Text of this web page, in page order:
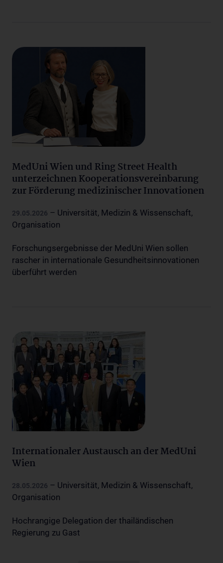
MedUni Wien und Ring Street Health
unterzeichnen Kooperationsvereinbarung
zur Förderung medizinischer Innovationen
29.05.2026 – Universität, Medizin & Wissenschaft,
Organisation
Forschungsergebnisse der MedUni Wien sollen
rascher in internationale Gesundheitsinnovationen
überführt werden
Internationaler Austausch an der MedUni
Wien
28.05.2026 – Universität, Medizin & Wissenschaft,
Organisation
Hochrangige Delegation der thailändischen
Regierung zu Gast